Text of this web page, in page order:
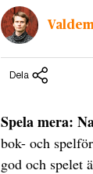
Dela
Spela mera:
bok- och
god och spelet